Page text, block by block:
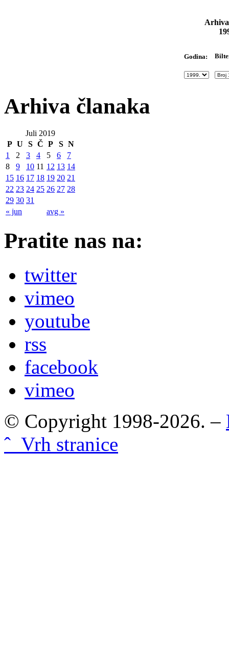
Godina:
Arhiva članaka
Juli 2019
P U S Č P S N
« jun avg »
1 2 3 4 5 6
7
8
9 10 11 12 13 14
15 16 17 18 19 20 21
22 23 24 25 26 27 28
29 30 31
Pratite nas na:
twitter
vimeo
youtube
rss
facebook
vimeo
© Copyright 1998-2026. –
ˆ Vrh stranice